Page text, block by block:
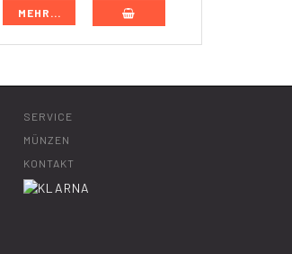
MEHR... IN DEN WARENKORB
SERVICE
MÜNZEN
KONTAKT